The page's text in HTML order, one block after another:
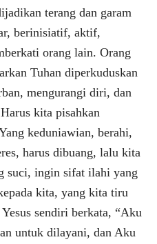
terang dan garam
berinisiatif, aktif,
orang lain. Orang
Tuhan diperkuduskan
mengurangi diri, dan
kita pisahkan
keduniawian, berahi,
harus dibuang, lalu kita
suci, ingin sifat ilahi yang
kita, yang kita tiru
sendiri berkata, “Aku
untuk dilayani, dan Aku